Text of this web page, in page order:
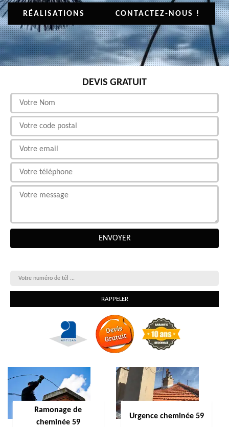
RÉALISATIONS CONTACTEZ-NOUS !
DEVIS GRATUIT
Ramonage de
cheminée 59
Urgence cheminée 59